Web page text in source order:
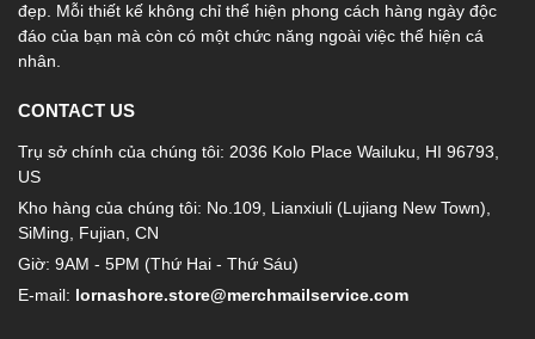
đẹp. Mỗi thiết kế không chỉ thể hiện phong cách hàng ngày độc
đáo của bạn mà còn có một chức năng ngoài việc thể hiện cá
nhân.
CONTACT US
Trụ sở chính của chúng tôi: 2036 Kolo Place Wailuku, HI 96793,
US
Kho hàng của chúng tôi: No.109, Lianxiuli (Lujiang New Town),
SiMing, Fujian, CN
Giờ: 9AM - 5PM (Thứ Hai - Thứ Sáu)
E-mail: lornashore.store@merchmailservice.com